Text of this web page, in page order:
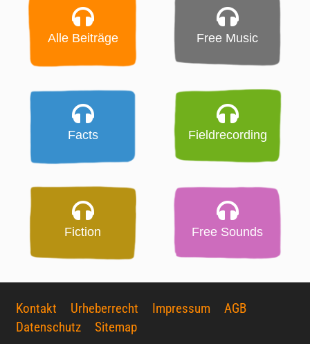
Alle Beiträge Free Music
Facts Fieldrecording
Fiction Free Sounds
Kontakt Urheberrecht Impressum
AGB
Datenschutz
Sitemap